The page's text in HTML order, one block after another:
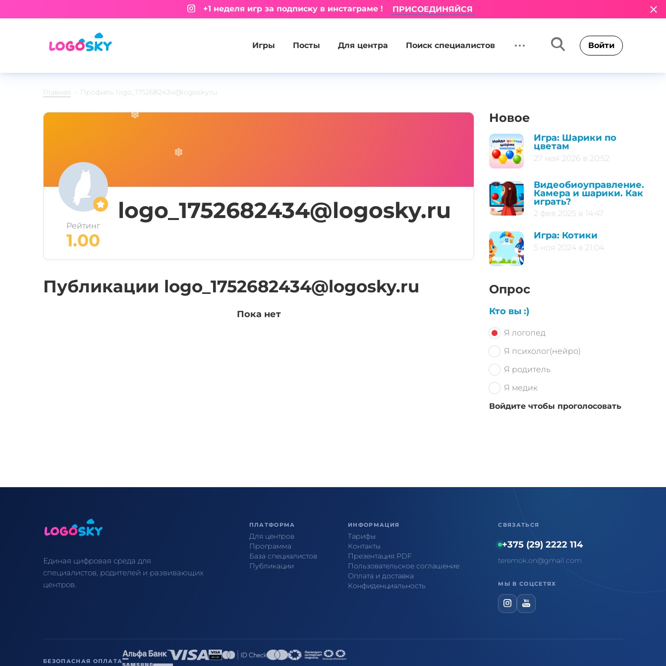
+1 неделя игр за подписку в инстаграме ! ПРИСОЕДИНЯЙСЯ
Игры Посты Для центра Поиск специалистов Войти
Главная Профиль logo_1752682434@logosky.ru
Рейтинг
1.00
logo_1752682434@logosky.ru
Публикации logo_1752682434@logosky.ru
Пока нет
Новое
Игра: Шарики по
цветам
27 мая 2026 в 20:52
Видеобиоуправление.
Камера и шарики. Как
играть?
2 фев 2025 в 14:47
Игра: Котики
5 ноя 2024 в 21:04
Опрос
Кто вы :)
Я логопед
Я психолог(нейро)
Я родитель
Я медик
Войдите чтобы проголосовать
Единая цифровая среда для
специалистов, родителей и развивающих
центров.
ПЛАТФОРМА
Для центров
Программа
База специалистов
Публикации
ИНФОРМАЦИЯ
Тарифы
Контакты
Презентация PDF
Пользовательское соглашение
Оплата и доставка
Конфиденциальность
СВЯЗАТЬСЯ
+375 (29) 2222 114
teremok.on@gmail.com
МЫ В СОЦСЕТЯХ
БЕЗОПАСНАЯ ОПЛАТА